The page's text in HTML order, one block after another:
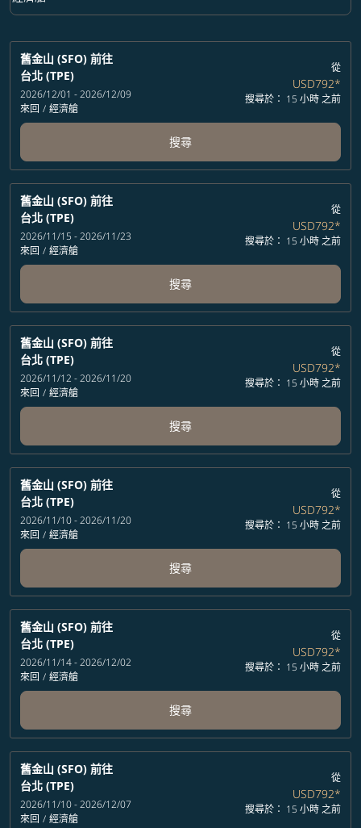
艙等 option 經濟艙 Selected
舊金山 (SFO) 前往
台北 (TPE)
2026/12/01 - 2026/12/09
來回 / 經濟艙
從
USD792*
搜尋於： 15 小時 之前
搜尋
舊金山 (SFO) 前往
台北 (TPE)
2026/11/15 - 2026/11/23
來回 / 經濟艙
從
USD792*
搜尋於： 15 小時 之前
搜尋
舊金山 (SFO) 前往
台北 (TPE)
2026/11/12 - 2026/11/20
來回 / 經濟艙
從
USD792*
搜尋於： 15 小時 之前
搜尋
舊金山 (SFO) 前往
台北 (TPE)
2026/11/10 - 2026/11/20
來回 / 經濟艙
從
USD792*
搜尋於： 15 小時 之前
搜尋
舊金山 (SFO) 前往
台北 (TPE)
2026/11/14 - 2026/12/02
來回 / 經濟艙
從
USD792*
搜尋於： 15 小時 之前
搜尋
舊金山 (SFO) 前往
台北 (TPE)
2026/11/10 - 2026/12/07
來回 / 經濟艙
從
USD792*
搜尋於： 15 小時 之前